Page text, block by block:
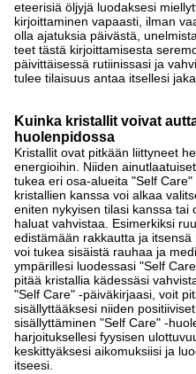
eteerisiä öljyjä luodaksesi
kirjoittaminen vapaasti, ilman
olla ajatuksia päivästä,
teet tästä kirjoittamisesta
päivittäisessä rutiinissasi ja
tulee tilaisuus antaa itsellesi
Kuinka kristallit voivat
huolenpidossa
Kristallit ovat pitkään liittyneet
energioihin. Niiden
tukea eri osa-alueita "Self
kristallien kanssa voi alkaa
eniten nykyisen tilasi kanssa tai
haluat vahvistaa. Esimerkiksi
edistämään rakkautta ja
voi tukea sisäistä rauhaa ja
ympärillesi luodessasi "Self
pitää kristallia kädessäsi
"Self Care" -päiväkirjaasi, voit
sisällyttääksesi niiden
sisällyttäminen "Self Care" -
harjoituksellesi fyysisen
keskittyäksesi aikomuksiisi ja
itseesi.